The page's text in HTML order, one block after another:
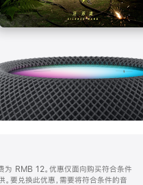
为 RMB 12。优惠仅面向购买符合条件
要兑换此优惠，需要将符合条件的音